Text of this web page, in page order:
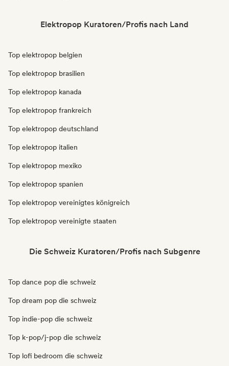
Elektropop Kuratoren/Profis nach Land
Top elektropop belgien
Top elektropop brasilien
Top elektropop kanada
Top elektropop frankreich
Top elektropop deutschland
Top elektropop italien
Top elektropop mexiko
Top elektropop spanien
Top elektropop vereinigtes königreich
Top elektropop vereinigte staaten
Die Schweiz Kuratoren/Profis nach Subgenre
Top dance pop die schweiz
Top dream pop die schweiz
Top indie-pop die schweiz
Top k-pop/j-pop die schweiz
Top lofi bedroom die schweiz